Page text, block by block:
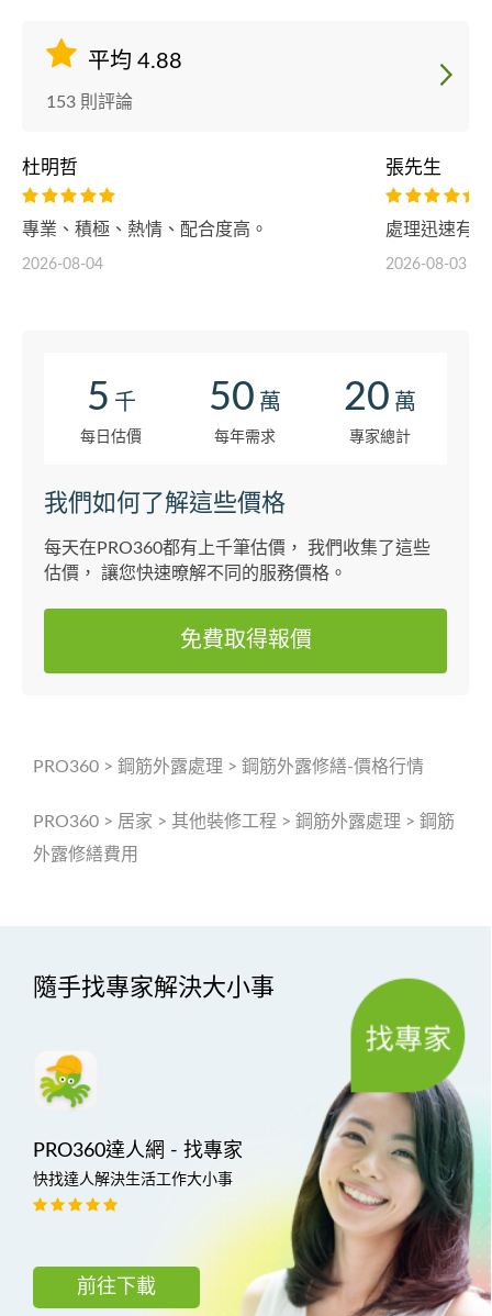
平均 4.88
153 則評論
杜明哲
專業、積極、熱情、配合度高。
2026-08-04
張先生
處理迅速有
2026-08-03
5 千
每日估價
50 萬
每年需求
20 萬
專家總計
我們如何了解這些價格
每天在PRO360都有上千筆估價， 我們收集了這些
估價， 讓您快速暸解不同的服務價格。
免費取得報價
PRO360 > 鋼筋外露處理 > 鋼筋外露修繕-價格行情
PRO360 > 居家 > 其他裝修工程 > 鋼筋外露處理 > 鋼筋
外露修繕費用
隨手找專家解決大小事
PRO360達人網 - 找專家
快找達人解決生活工作大小事
前往下載